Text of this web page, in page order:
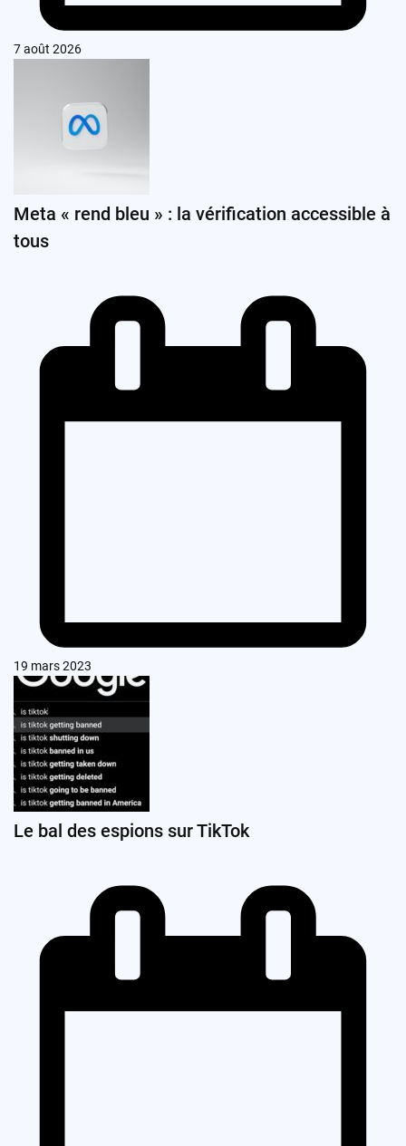
7 août 2026
Meta « rend bleu » : la vérification accessible à
tous
19 mars 2023
Le bal des espions sur TikTok